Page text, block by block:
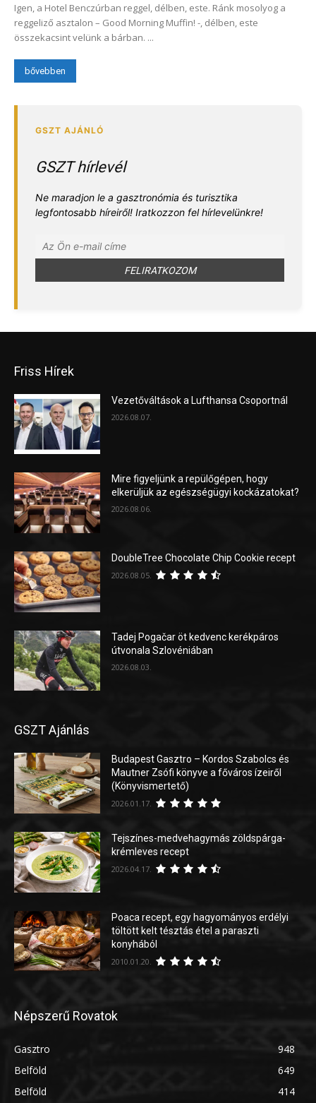
Igen, a Hotel Benczúrban reggel, délben, este. Ránk mosolyog a
reggeliző asztalon – Good Morning Muffin! -, délben, este
összekacsint velünk a bárban. ...
bővebben
GSZT hírlevél
Ne maradjon le a gasztronómia és turisztika
legfontosabb híreiről! Iratkozzon fel hírlevelünkre!
Friss Hírek
Vezetőváltások a Lufthansa Csoportnál
2026.08.07.
Mire figyeljünk a repülőgépen, hogy
elkerüljük az egészségügyi kockázatokat?
2026.08.06.
DoubleTree Chocolate Chip Cookie recept
2026.08.05.
Tadej Pogačar öt kedvenc kerékpáros
útvonala Szlovéniában
2026.08.03.
GSZT Ajánlás
Budapest Gasztro – Kordos Szabolcs és
Mautner Zsófi könyve a főváros ízeiről
(Könyvismertető)
2026.01.17.
Tejszínes-medvehagymás zöldspárga-
krémleves recept
2026.04.17.
Poaca recept, egy hagyományos erdélyi
töltött kelt tésztás étel a paraszti
konyhából
2010.01.20.
Népszerű Rovatok
Gasztro
948
Belföld
649
Belföld
414